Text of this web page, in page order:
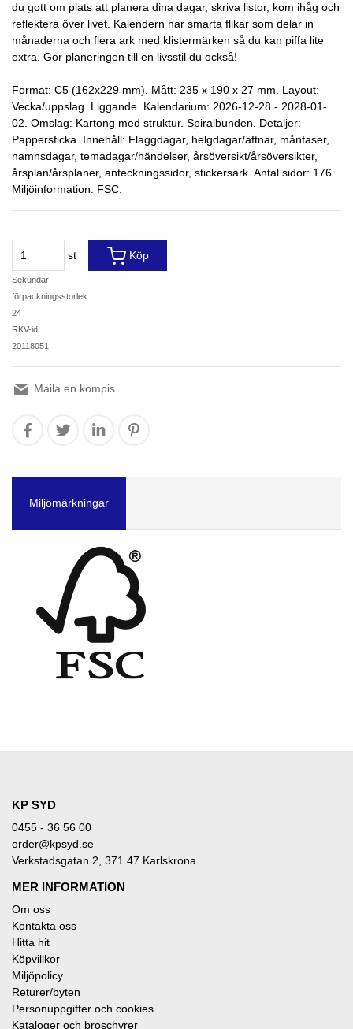
du gott om plats att planera dina dagar, skriva listor, kom ihåg och
reflektera över livet. Kalendern har smarta flikar som delar in
månaderna och flera ark med klistermärken så du kan piffa lite
extra. Gör planeringen till en livsstil du också!
Format: C5 (162x229 mm). Mått: 235 x 190 x 27 mm. Layout:
Vecka/uppslag. Liggande. Kalendarium: 2026-12-28 - 2028-01-
02. Omslag: Kartong med struktur. Spiralbunden. Detaljer:
Pappersficka. Innehåll: Flaggdagar, helgdagar/aftnar, månfaser,
namnsdagar, temadagar/händelser, årsöversikt/årsöversikter,
årsplan/årsplaner, anteckningssidor, stickersark. Antal sidor: 176.
Miljöinformation: FSC.
st
Sekundär
förpackningsstorlek:
24
RKV-id:
20118051
Köp
Maila en kompis
Miljömärkningar
KP SYD
0455 - 36 56 00
order@kpsyd.se
Verkstadsgatan 2, 371 47 Karlskrona
MER INFORMATION
Om oss
Kontakta oss
Hitta hit
Köpvillkor
Miljöpolicy
Returer/byten
Personuppgifter och cookies
Kataloger och broschyrer